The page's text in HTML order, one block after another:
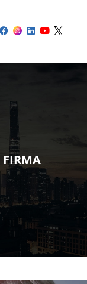
FIRMA